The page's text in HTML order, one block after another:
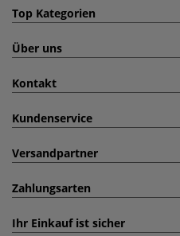
Top Kategorien
Über uns
Kontakt
Kundenservice
Versandpartner
Zahlungsarten
Ihr Einkauf ist sicher